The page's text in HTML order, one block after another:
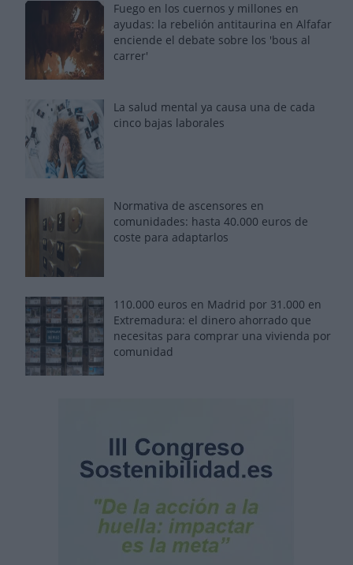
Fuego en los cuernos y millones en
ayudas: la rebelión antitaurina en Alfafar
enciende el debate sobre los 'bous al
carrer'
La salud mental ya causa una de cada
cinco bajas laborales
Normativa de ascensores en
comunidades: hasta 40.000 euros de
coste para adaptarlos
110.000 euros en Madrid por 31.000 en
Extremadura: el dinero ahorrado que
necesitas para comprar una vivienda por
comunidad